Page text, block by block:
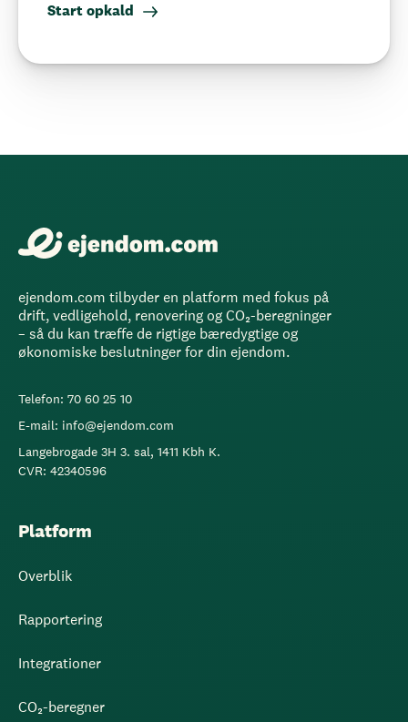
Start opkald
ejendom.com tilbyder en platform med fokus på
drift, vedligehold, renovering og CO₂-beregninger
– så du kan træffe de rigtige bæredygtige og
økonomiske beslutninger for din ejendom.
Telefon: 70 60 25 10
E-mail: info@ejendom.com
Langebrogade 3H 3. sal, 1411 Kbh K.
CVR: 42340596
Platform
Overblik
Rapportering
Integrationer
CO₂-beregner